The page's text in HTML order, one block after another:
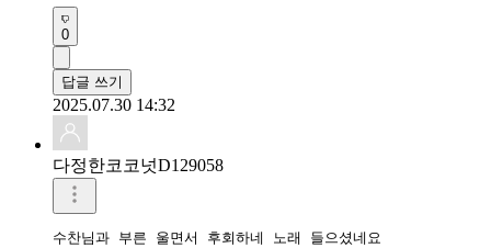
0
답글 쓰기
2025.07.30 14:32
다정한코코넛D129058
수찬님과 부른 울면서 후회하네 노래 들으셨네요